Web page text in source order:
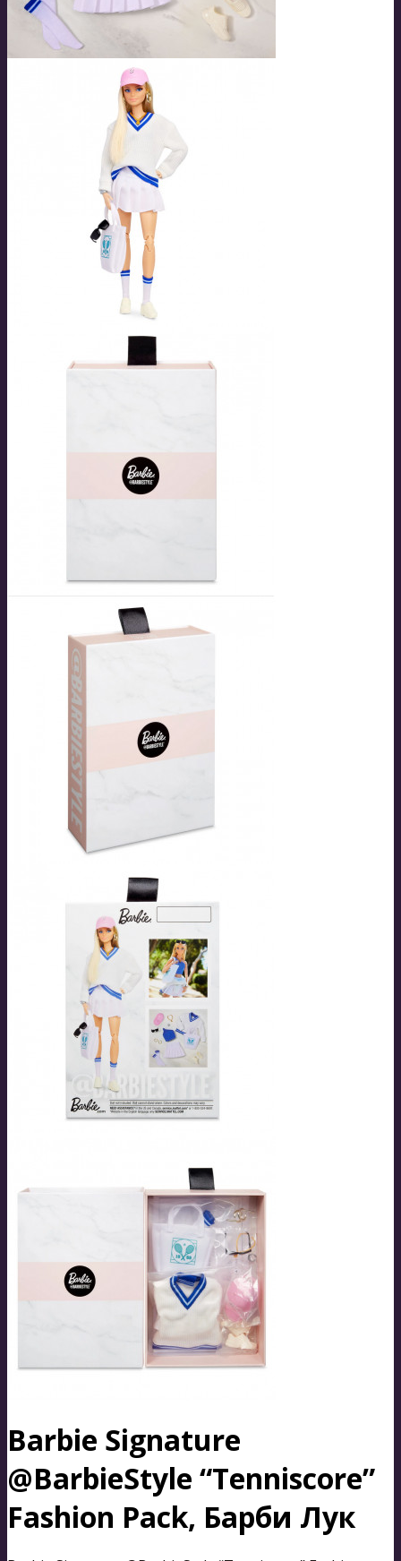
Barbie Signature
@BarbieStyle “Tenniscore”
Fashion Pack, Барби Лук